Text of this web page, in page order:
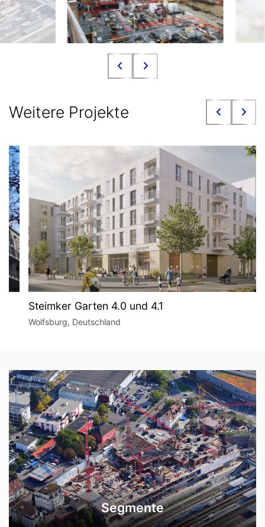
Weitere Projekte
Steimker Garten 4.0 und 4.1
Wolfsburg, Deutschland
Segmente